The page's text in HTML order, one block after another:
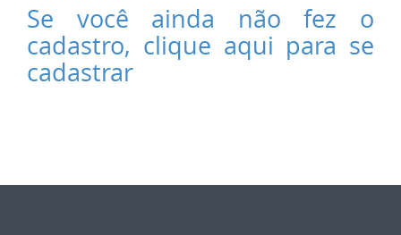
Se você ainda não fez o
cadastro, clique aqui para se
cadastrar